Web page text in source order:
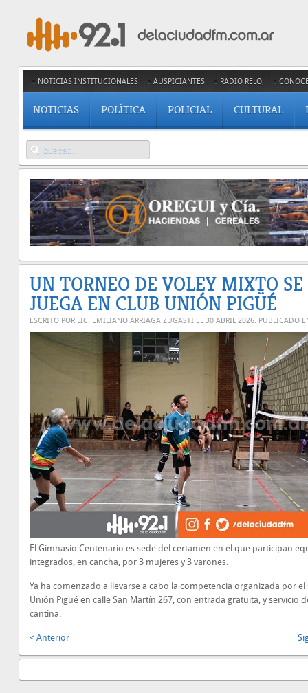
NOTICIAS INSTITUCIONALES AUSPICIANTES RADIO RELOJ
NOTICIAS POLÍTICA POLICIAL CULTURAL
UN TORNEO DE VOLEY MIXTO SE
JUEGA EN CLUB UNIÓN PIGÜÉ
ESCRITO POR LIC. EMILIANO ARRIAGA ZUGASTI EL 30 ABRIL 2026. PUBLICADO
El Gimnasio Centenario es sede del certamen en el que participan
integrados, en cancha, por 3 mujeres y 3 varones.
Ya ha comenzado a llevarse a cabo la competencia organizada por el
Unión Pigüé en calle San Martín 267, con entrada gratuita, y servicio
cantina.
< Anterior